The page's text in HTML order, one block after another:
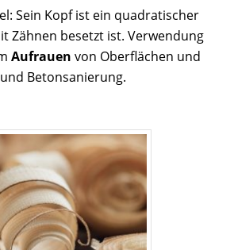
Sein Kopf ist ein quadratischer
Zähnen besetzt ist. Verwendung
Aufrauen von Oberflächen und
Betonsanierung.